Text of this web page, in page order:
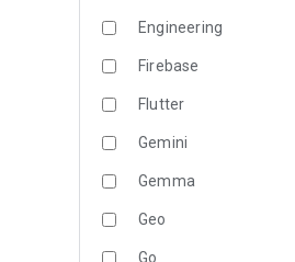
Engineering
Firebase
Flutter
Gemini
Gemma
Geo
Go